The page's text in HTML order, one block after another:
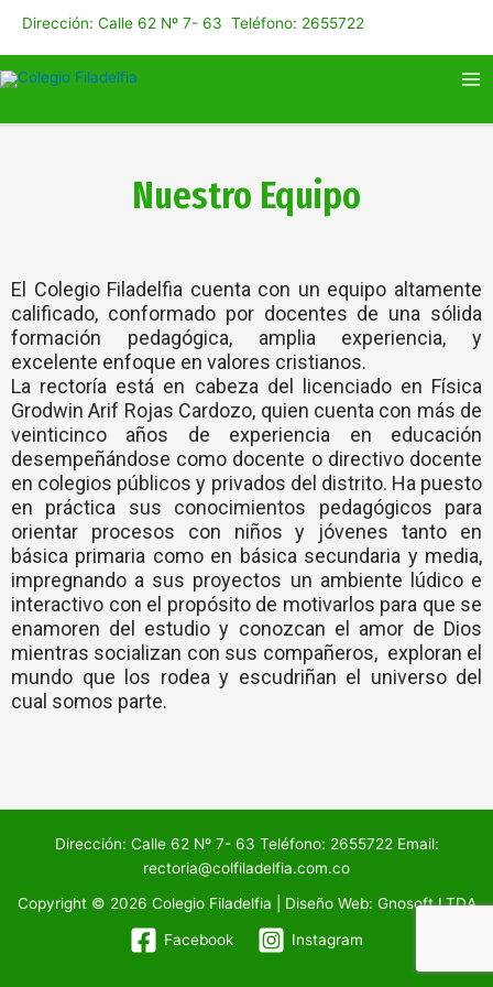
contenido
Dirección: Calle 62 Nº 7- 63 Teléfono: 2655722
Nuestro Equipo
El Colegio Filadelfia cuenta con un equipo altamente
calificado, conformado por docentes de una sólida
formación pedagógica, amplia experiencia, y
excelente enfoque en valores cristianos.
La rectoría está en cabeza del licenciado en Física
Grodwin Arif Rojas Cardozo, quien cuenta con más de
veinticinco años de experiencia en educación
desempeñándose como docente o directivo docente
en colegios públicos y privados del distrito. Ha puesto
en práctica sus conocimientos pedagógicos para
orientar procesos con niños y jóvenes tanto en
básica primaria como en básica secundaria y media,
impregnando a sus proyectos un ambiente lúdico e
interactivo con el propósito de motivarlos para que se
enamoren del estudio y conozcan el amor de Dios
mientras socializan con sus compañeros, exploran el
mundo que los rodea y escudriñan el universo del
cual somos parte.
Dirección: Calle 62 Nº 7- 63 Teléfono: 2655722 Email:
rectoria@colfiladelfia.com.co
Copyright © 2026 Colegio Filadelfia | Diseño Web: Gnosoft LTDA
Facebook Instagram